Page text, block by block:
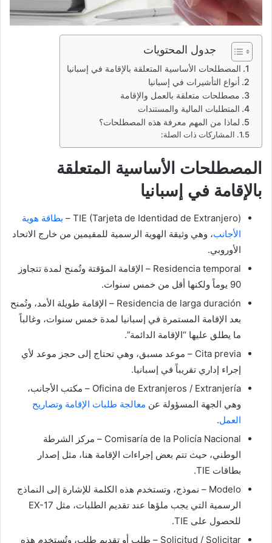
جدول المحتويات
المصطلحات الأساسية المتعلقة بالإقامة في إسبانيا
أنواع التأشيرات في إسبانيا
مصطلحات متعلقة بالعمل والإقامة
المتطلبات المالية والمستندات
لماذا من المهم معرفة هذه المصطلحات؟
المشاركات ذات الصلة:
المصطلحات الأساسية المتعلقة
بالإقامة في إسبانيا
TIE (Tarjeta de Identidad de Extranjero) –
بطاقة هوية
الأجانب، وهي وثيقة الهوية الرسمية للمقيمين من خارج الاتحاد
الأوروبي.
Residencia temporal – الإقامة المؤقتة وتُمنح لمدة تتجاوز
90 يوماً ولكنها أقل من خمس سنوات.
Residencia de larga duración – الإقامة طويلة الأمد، وتُمنح
بعد الإقامة المستمرة في إسبانيا لمدة خمس سنوات، وغالباً
ما يطلق عليها “الإقامة الدائمة”.
Cita previa – موعد مسبق، وهي تحتاج إلى حجز موعد لأي
إجراء إداري تقريباً في إسبانيا.
Oficina de Extranjeros / Extranjería – مكتب الأجانب،
وهي الجهة المسؤولة عن معالجة طلبات الإقامة وتصاريح
العمل.
Comisaría de la Policía Nacional – مركز الشرطة
الوطني، حيث تتم بعض إجراءات الإقامة هنا، مثل إصدار
بطاقات TIE.
Modelo – نموذج، وتستخدم هذه الكلمة للإشارة إلى النماذج
الرسمية التي يجب ملؤها عند تقديم الطلبات، مثل EX-17
للحصول على TIE.
Solicitud / Solicitar – طلب أو تقديم طلب، وتُستخدم هذه